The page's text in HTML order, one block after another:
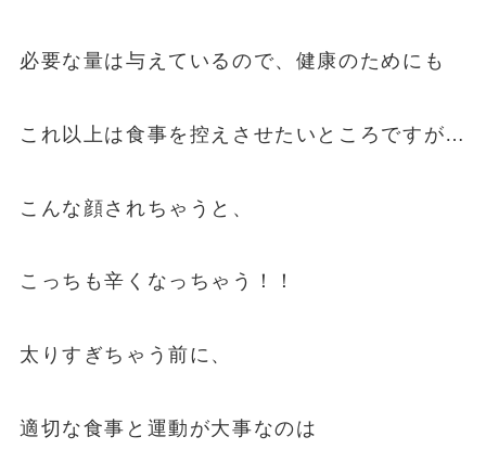
必要な量は与えているので、健康のためにも
これ以上は食事を控えさせたいところですが…
こんな顔されちゃうと、
こっちも辛くなっちゃう！！
太りすぎちゃう前に、
適切な食事と運動が大事なのは